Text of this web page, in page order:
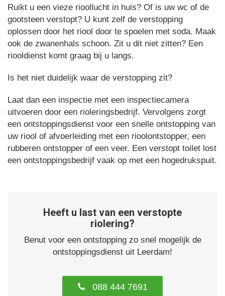
Ruikt u een vieze rioollucht in huis? Of is uw wc of de
gootsteen verstopt? U kunt zelf de verstopping
oplossen door het riool door te spoelen met soda. Maak
ook de zwanenhals schoon. Zit u dit niet zitten? Een
riooldienst komt graag bij u langs.
Is het niet duidelijk waar de verstopping zit?
Laat dan een inspectie met een inspectiecamera
uitvoeren door een rioleringsbedrijf. Vervolgens zorgt
een ontstoppingsdienst voor een snelle ontstopping van
uw riool of afvoerleiding met een rioolontstopper, een
rubberen ontstopper of een veer. Een verstopt toilet lost
een ontstoppingsbedrijf vaak op met een hogedrukspuit.
Heeft u last van een verstopte
riolering?
Benut voor een ontstopping zo snel mogelijk de
ontstoppingsdienst uit Leerdam!
088 444 7691